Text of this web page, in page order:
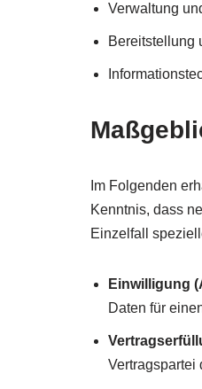
Verwaltung
Bereitstellung
Im Folgenden
Kenntnis, dass
Einzelfall
Einwilligung
Daten für
Vertragspartei